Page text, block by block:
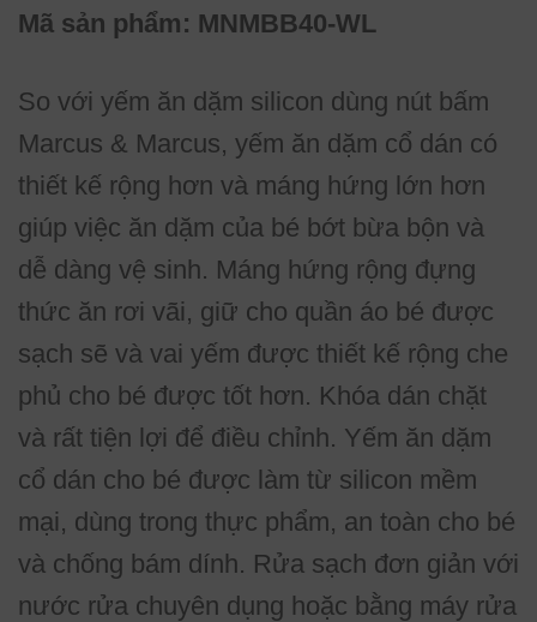
Mã sản phẩm: MNMBB40-WL
So với yếm ăn dặm silicon dùng nút bấm
Marcus & Marcus, yếm ăn dặm cổ dán có
thiết kế rộng hơn và máng hứng lớn hơn
giúp việc ăn dặm của bé bớt bừa bộn và
dễ dàng vệ sinh. Máng hứng rộng đựng
thức ăn rơi vãi, giữ cho quần áo bé được
sạch sẽ và vai yếm được thiết kế rộng che
phủ cho bé được tốt hơn. Khóa dán chặt
và rất tiện lợi để điều chỉnh. Yếm ăn dặm
cổ dán cho bé được làm từ silicon mềm
mại, dùng trong thực phẩm, an toàn cho bé
và chống bám dính. Rửa sạch đơn giản với
nước rửa chuyên dụng hoặc bằng máy rửa